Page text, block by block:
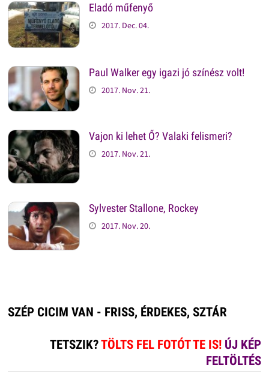
Eladó műfenyő
2017. Dec. 04.
Paul Walker egy igazi jó színész volt!
2017. Nov. 21.
Vajon ki lehet Ő? Valaki felismeri?
2017. Nov. 21.
Sylvester Stallone, Rockey
2017. Nov. 20.
SZÉP CICIM VAN - FRISS, ÉRDEKES, SZTÁR
TETSZIK?TÖLTS FEL FOTÓT TE IS! ÚJ KÉP
FELTÖLTÉS